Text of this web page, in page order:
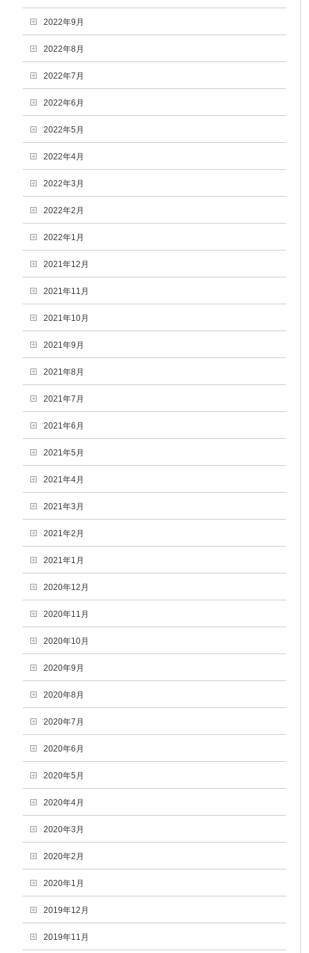
2022年9月
2022年8月
2022年7月
2022年6月
2022年5月
2022年4月
2022年3月
2022年2月
2022年1月
2021年12月
2021年11月
2021年10月
2021年9月
2021年8月
2021年7月
2021年6月
2021年5月
2021年4月
2021年3月
2021年2月
2021年1月
2020年12月
2020年11月
2020年10月
2020年9月
2020年8月
2020年7月
2020年6月
2020年5月
2020年4月
2020年3月
2020年2月
2020年1月
2019年12月
2019年11月